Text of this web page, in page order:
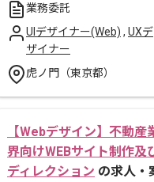
業務委託
UIデザイナー(Web) , UXデ
ザイナー
虎ノ門（東京都）
【Webデザイン】不動産
界向けWEBサイト制作及
ディレクション の求人・